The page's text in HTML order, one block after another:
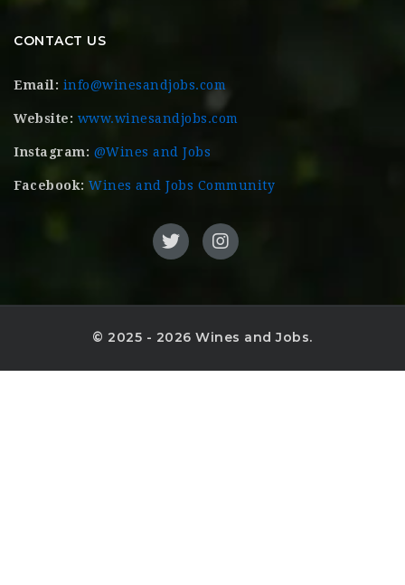
CONTACT US
Email: info@winesandjobs.com
Website: www.winesandjobs.com
Instagram: @Wines and Jobs
Facebook: Wines and Jobs Community
© 2025 - 2026 Wines and Jobs.